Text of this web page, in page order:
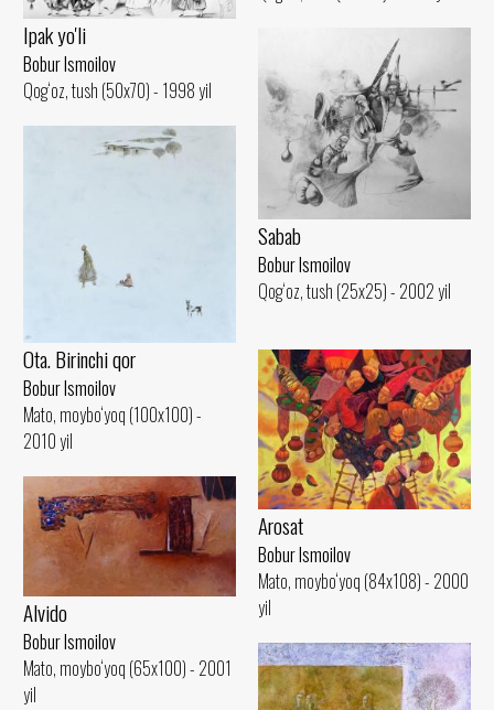
Ipak yo'li
Bobur Ismoilov
Qog‘oz, tush (50x70) - 1998 yil
Sabab
Bobur Ismoilov
Qog‘oz, tush (25x25) - 2002 yil
Ota. Birinchi qor
Bobur Ismoilov
Mato, moybo‘yoq (100x100) -
2010 yil
Arosat
Bobur Ismoilov
Mato, moybo‘yoq (84x108) - 2000
yil
Alvido
Bobur Ismoilov
Mato, moybo‘yoq (65x100) - 2001
yil